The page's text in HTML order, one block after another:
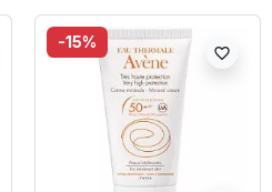
-15%
favorite_border